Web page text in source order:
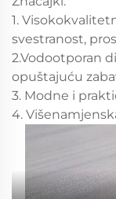
1.
svestranost,
2.Vodootporan
opuštajuću
3. Modne i
4.